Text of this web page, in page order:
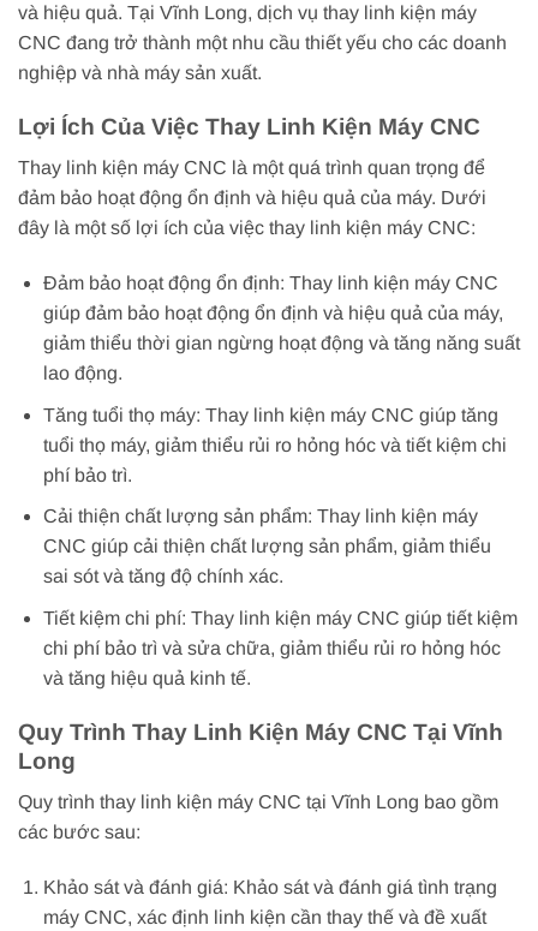
và hiệu quả. Tại Vĩnh Long, dịch vụ thay linh kiện máy
CNC đang trở thành một nhu cầu thiết yếu cho các doanh
nghiệp và nhà máy sản xuất.
Lợi Ích Của Việc Thay Linh Kiện Máy CNC
Thay linh kiện máy CNC là một quá trình quan trọng để
đảm bảo hoạt động ổn định và hiệu quả của máy. Dưới
đây là một số lợi ích của việc thay linh kiện máy CNC:
Đảm bảo hoạt động ổn định: Thay linh kiện máy CNC
giúp đảm bảo hoạt động ổn định và hiệu quả của máy,
giảm thiểu thời gian ngừng hoạt động và tăng năng suất
lao động.
Tăng tuổi thọ máy: Thay linh kiện máy CNC giúp tăng
tuổi thọ máy, giảm thiểu rủi ro hỏng hóc và tiết kiệm chi
phí bảo trì.
Cải thiện chất lượng sản phẩm: Thay linh kiện máy
CNC giúp cải thiện chất lượng sản phẩm, giảm thiểu
sai sót và tăng độ chính xác.
Tiết kiệm chi phí: Thay linh kiện máy CNC giúp tiết kiệm
chi phí bảo trì và sửa chữa, giảm thiểu rủi ro hỏng hóc
và tăng hiệu quả kinh tế.
Quy Trình Thay Linh Kiện Máy CNC Tại Vĩnh
Long
Quy trình thay linh kiện máy CNC tại Vĩnh Long bao gồm
các bước sau:
Khảo sát và đánh giá: Khảo sát và đánh giá tình trạng
máy CNC, xác định linh kiện cần thay thế và đề xuất